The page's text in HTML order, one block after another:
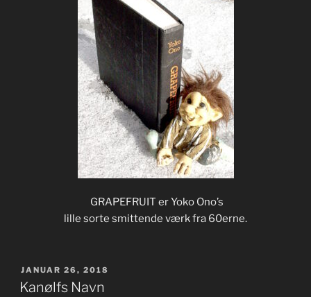
GRAPEFRUIT er Yoko Ono’s
lille sorte smittende værk fra 60erne.
UDGIVET
DEN
JANUAR 26, 2018
Kanølfs Navn